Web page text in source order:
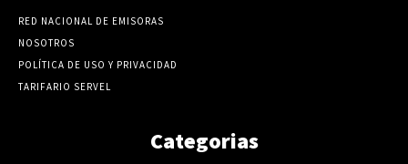
RED NACIONAL DE EMISORAS
NOSOTROS
POLÍTICA DE USO Y PRIVACIDAD
TARIFARIO SERVEL
Categorias